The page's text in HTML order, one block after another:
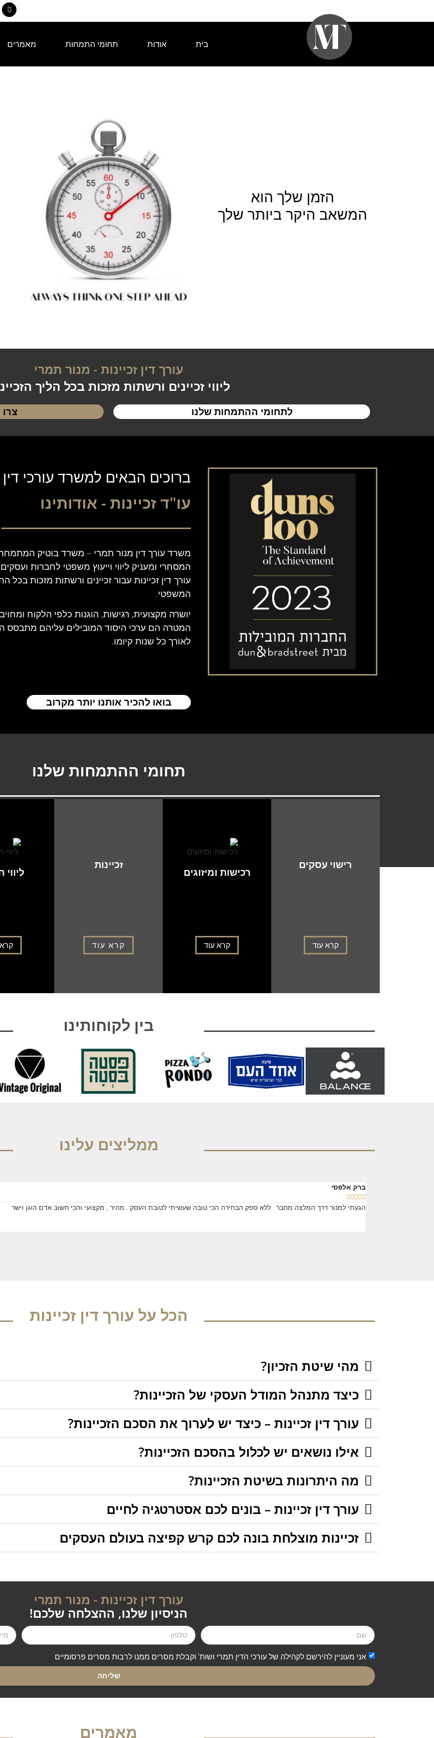
בית אודות תחומי התמחות מאמרים
הזמן שלך הוא
המשאב היקר ביותר שלך
עורך דין זכיינות - מנור תמרי
ליווי זכיינים ורשתות מזכות בכל הליך
לתחומי ההתמחות שלנו
ברוכים הבאים למשרד עורכי דין
עו"ד זכיינות - אודותינו
משרד עורך דין מנור תמרי – משרד בוטיק
המסחרי ומעניק ליווי וייעוץ משפטי לחברות
עורך דין זכיינות עבור זכיינים ורשתות מזכות בכל
המשפטי.
יושרה מקצועית, רגישות, הוגנות כלפי הלקוח
המטרה הם ערכי היסוד המובילים עליהם מתבסס
לאורך כל שנות קיומו.
בואו להכיר אותנו יותר מקרוב
תחומי ההתמחות שלנו
רישוי עסקים
קרא עוד
רכישות ומיזוגים
קרא עוד
זכיינות
קרא עוד
בין לקוחותינו
ממליצים עלינו
ברק אלפסי





הגעתי למנור דרך המלצה מחבר . ללא ספק הבחירה הכי טובה שעשיתי לטובת העסק . מהיר , מקצועי והכי חשוב אדם הוגן וישר
הכל על עורך דין זכיינות
מהי שיטת הזכיון?
כיצד מתנהל המודל העסקי של הזכיינות?
עורך דין זכיינות – כיצד יש לערוך את הסכם הזכיינות?
אילו נושאים יש לכלול בהסכם הזכיינות?
מה היתרונות בשיטת הזכיינות?
עורך דין זכיינות – בונים לכם אסטרטגיה לחיים
זכיינות מוצלחת בונה לכם קרש קפיצה בעולם העסקים
עורך דין זכיינות - מנור תמרי
הניסיון שלנו, ההצלחה שלכם!
אני מעוניין להירשם לקהילה של עורכי הדין תמרי ושות' וקבלת מסרים ממנו לרבות מסרים פרסומיים
שליחה
מאמרים